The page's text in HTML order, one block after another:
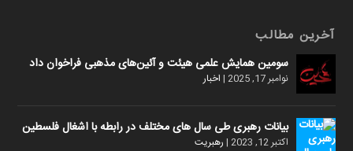
آخرین مطالب
سومین همایش علمی هیئت و آئین‌های مذهبی فراخوان داد
نوامبر 17, 2025 | اخبار
بیانات رهبری طی سال های مختلف در رابطه با اشغال فلسطین
اکتبر 12, 2023 | رهبریت